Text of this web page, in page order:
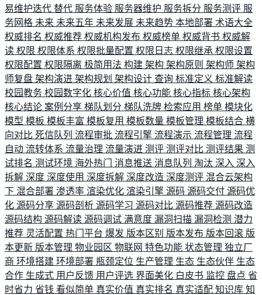
易维护迭代 替代 服务体验 服务器维护 服务拆分 服务测评 服
务网格 未来 未来五年 未来发展 未来趋势 本地部署 术语大全
权威排名 权威推荐 权威机构发布 权威榜单 权威背书 权威解
读 权限 权限体系 权限批量配置 权限日志 权限继承 权限设置
权限配置 权限隔离 极简用法 构建 架构 架构原则 架构师 架构
师复盘 架构演进 架构规划 架构设计 查询 标准定义 标准解读
校园教务 校园数字化 核心价值 核心功能 核心指标 核心架构
核心结论 案例分享 梯队划分 梯队洗牌 检索应用 榜单 模块化
模型 模板 模板丰富 模板复用 模板数量 模板管理 模板结合 横
向对比 死信队列 流程审批 流程引擎 流程演示 流程管理 流程
自动 流转体系 流量治理 流量演进 测评 测评对比 测评结果 测
试排名 测试环境 海外热门 消息推送 消息队列 淘汰 深入 深入
拆解 深度 深度使用 深度拆解 深度改造 深度测评 混合云架构
下 混合部署 渗透率 渲染优化 渲染引擎 源码 源码交付 源码优
化 源码分享 源码剖析 源码学习 源码对比 源码推荐 源码改造
源码结构 源码解读 源码调试 满意度 漏洞扫描 漏洞检测 潜力
推荐 灵活配置 热门平台 爆发 版本区别 版本发布 版本回滚 版
本更新 版本管理 物业园区 物联网 特色功能 状态管理 独立厂
商 环境搭建 环境部署 瓶颈定位 生产管理 生态 生态伙伴 生态
合作 生成式 用户反馈 用户评选 界面美化 白皮书 监控 盘点 省
时省力 省钱 看似简单 真实价值 真实排名 真实适配 知识库 知